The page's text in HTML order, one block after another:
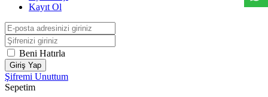
Kayıt Ol
Beni Hatırla
Giriş Yap
Şifremi Unuttum
Sepetim